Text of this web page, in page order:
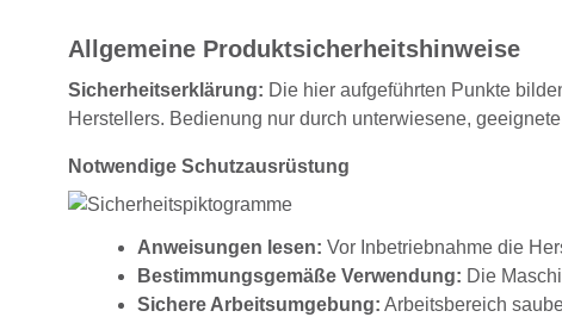
Allgemeine Produktsicherheitshinweise
Sicherheitserklärung: Die hier aufgeführten Punkte
Herstellers. Bedienung nur durch unterwiesene,
Notwendige Schutzausrüstung
Anweisungen lesen: Vor Inbetriebnahme die
Bestimmungsgemäße Verwendung: Die
Sichere Arbeitsumgebung: Arbeitsbereich